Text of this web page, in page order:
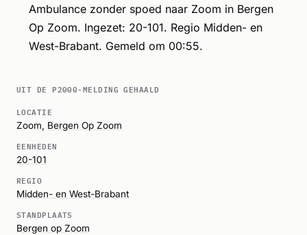
Ambulance zonder spoed naar Zoom in Bergen
Op Zoom. Ingezet: 20-101. Regio Midden- en
West-Brabant. Gemeld om 00:55.
UIT DE P2000-MELDING GEHAALD
LOCATIE
Zoom, Bergen Op Zoom
EENHEDEN
20-101
REGIO
Midden- en West-Brabant
STANDPLAATS
Bergen op Zoom